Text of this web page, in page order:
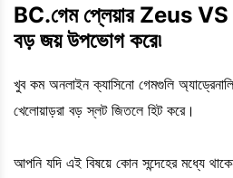
BC.গেম প্লেয়ার Zeus
বড় জয় উপভোগ করে৷
খুব কম অনলাইন ক্যাসিনো গেমগুলি
খেলোয়াড়রা বড় স্লট জিতলে হিট করে।
আপনি যদি এই বিষয়ে কোন সন্দেহের মধ্যে